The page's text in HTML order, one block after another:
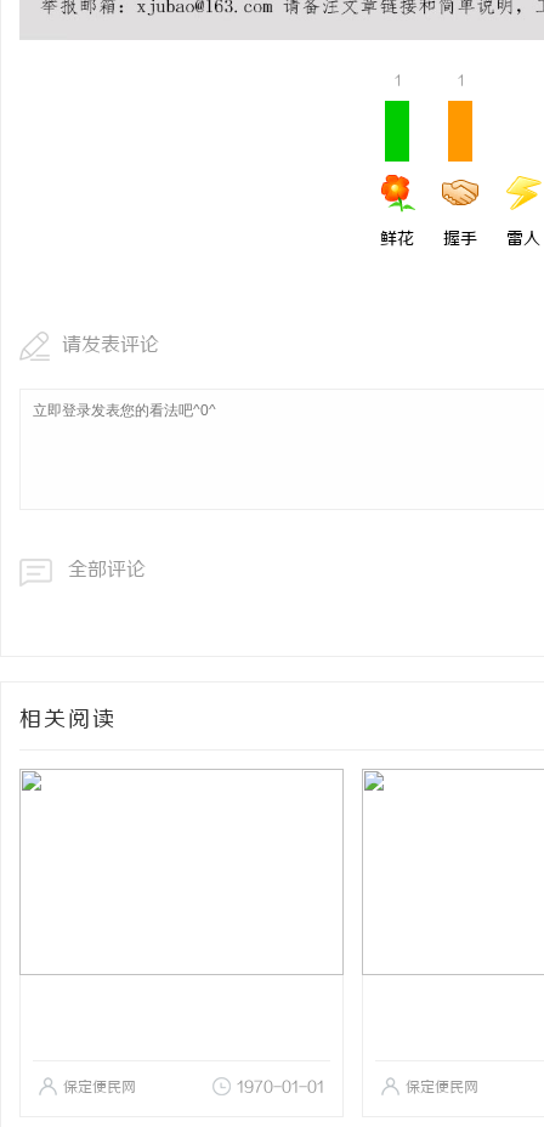
1
鲜花
1
握手 雷人
请发表评论
全部评论
相关阅读
保定便民网 1970-01-01 保定便民网